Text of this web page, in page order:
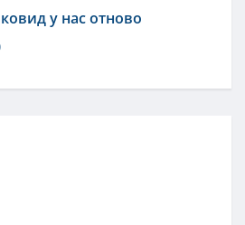
у нас отново